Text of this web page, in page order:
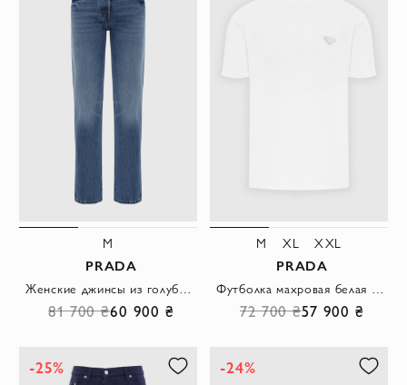
M
PRADA
Женские джинсы из голубого хлопка с пятью карманами
81 700 ₴60 900 ₴
M XL XXL
PRADA
Футболка махровая белая мужская из хлопка
72 700 ₴57 900 ₴
-25% -24%